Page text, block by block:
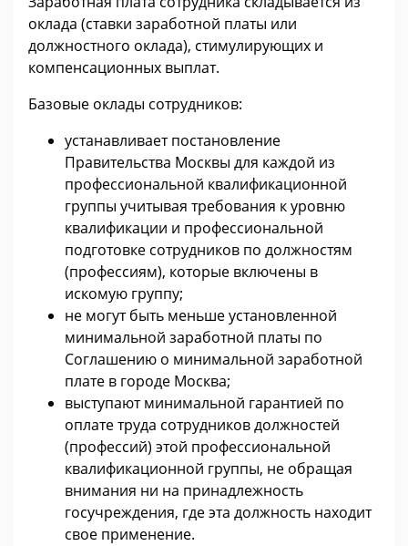
оклада (ставки заработной платы или
должностного оклада), стимулирующих и
компенсационных выплат.
Базовые оклады сотрудников:
устанавливает постановление
Правительства Москвы для каждой из
профессиональной квалификационной
группы учитывая требования к уровню
квалификации и профессиональной
подготовке сотрудников по должностям
(профессиям), которые включены в
искомую группу;
не могут быть меньше установленной
минимальной заработной платы по
Соглашению о минимальной заработной
плате в городе Москва;
выступают минимальной гарантией по
оплате труда сотрудников должностей
(профессий) этой профессиональной
квалификационной группы, не обращая
внимания ни на принадлежность
госучреждения, где эта должность находит
свое применение.